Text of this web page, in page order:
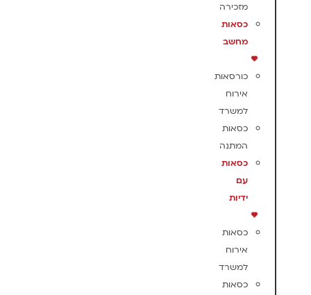
מזכירה
כסאות
מחשב
כורסאות
אירוח
למשרד
כסאות
המתנה
כסאות
עם
ידיות
כסאות
אירוח
למשרד
כסאות